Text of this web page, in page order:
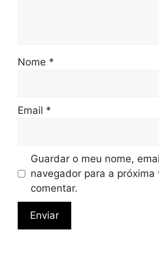
Nome *
Email *
Guardar o meu nome,
navegador para a próxima
comentar.